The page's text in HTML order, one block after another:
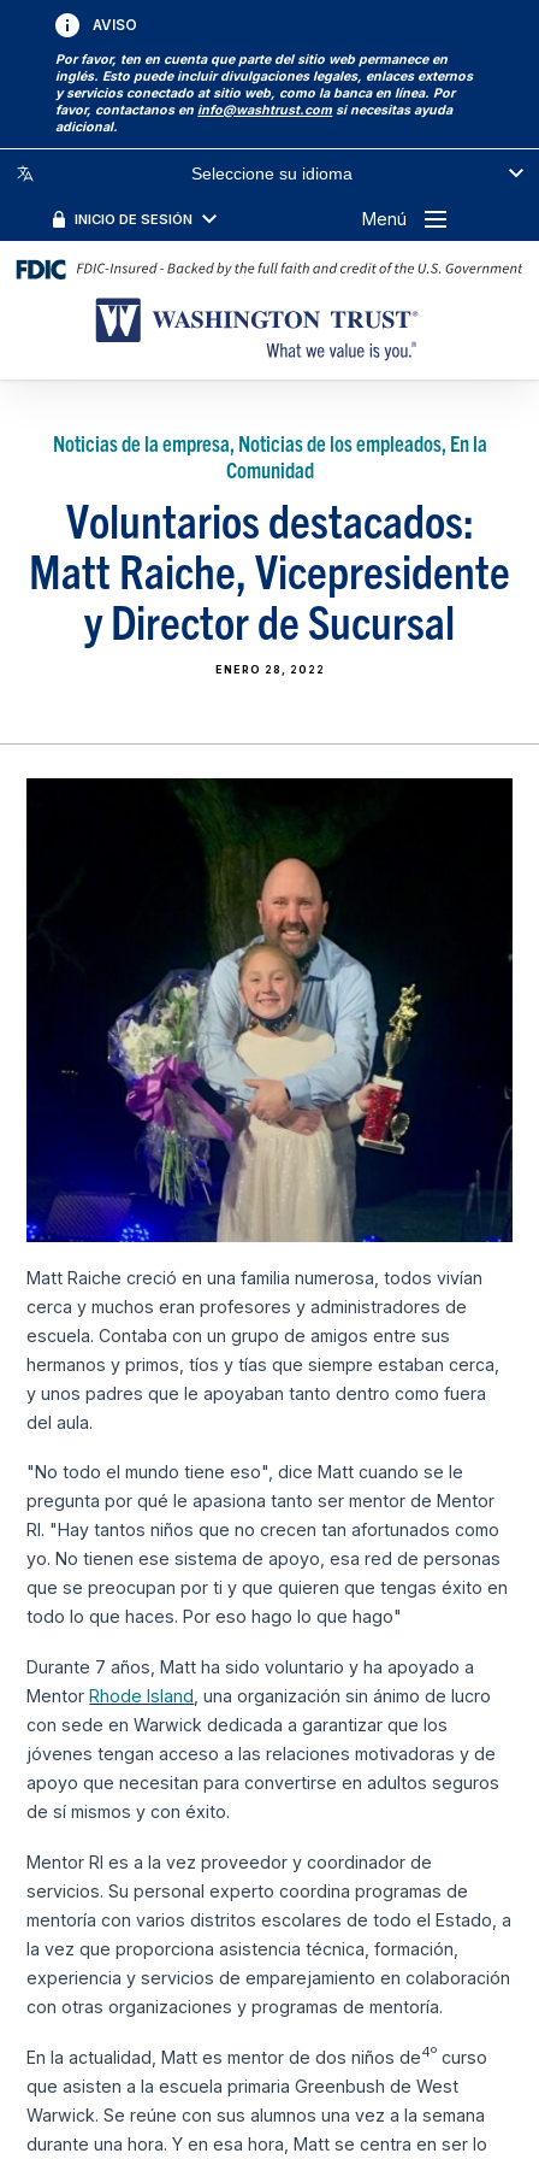
AVISO
Por favor, ten en cuenta que parte del sitio web permanece en
inglés. Esto puede incluir divulgaciones legales, enlaces externos
y servicios conectado at sitio web, como la banca en línea. Por
favor, contactanos eninfo@washtrust.com si necesitas ayuda
adicional.
Seleccione su idioma
INICIO DE SESIÓN Menú
Noticias de la empresa, Noticias de los empleados, En la
Comunidad
Voluntarios destacados:
Matt Raiche, Vicepresidente
y Director de Sucursal
ENERO 28, 2022
Matt Raiche creció en una familia numerosa, todos vivían
cerca y muchos eran profesores y administradores de
escuela. Contaba con un grupo de amigos entre sus
hermanos y primos, tíos y tías que siempre estaban cerca,
y unos padres que le apoyaban tanto dentro como fuera
del aula.
"No todo el mundo tiene eso", dice Matt cuando se le
pregunta por qué le apasiona tanto ser mentor de Mentor
RI. "Hay tantos niños que no crecen tan afortunados como
yo. No tienen ese sistema de apoyo, esa red de personas
que se preocupan por ti y que quieren que tengas éxito en
todo lo que haces. Por eso hago lo que hago"
Durante 7 años, Matt ha sido voluntario y ha apoyado a
MentorRhode Island , una organización sin ánimo de lucro
con sede en Warwick dedicada a garantizar que los
jóvenes tengan acceso a las relaciones motivadoras y de
apoyo que necesitan para convertirse en adultos seguros
de sí mismos y con éxito.
Mentor RI es a la vez proveedor y coordinador de
servicios. Su personal experto coordina programas de
mentoría con varios distritos escolares de todo el Estado, a
la vez que proporciona asistencia técnica, formación,
experiencia y servicios de emparejamiento en colaboración
con otras organizaciones y programas de mentoría.
En la actualidad, Matt es mentor de dos niños de4º curso
que asisten a la escuela primaria Greenbush de West
Warwick. Se reúne con sus alumnos una vez a la semana
durante una hora. Y en esa hora, Matt se centra en ser lo